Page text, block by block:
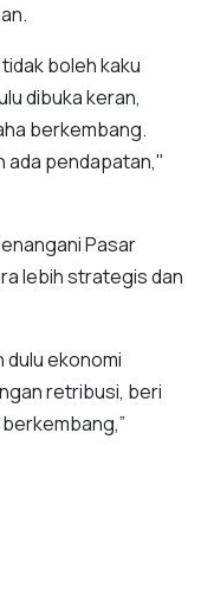
boleh kaku
dibuka keran,
berkembang.
ada pendapatan,"
Pasar
lebih strategis dan
dulu ekonomi
retribusi, beri